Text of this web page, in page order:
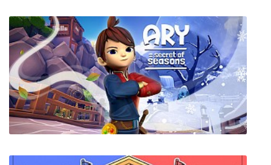
Days Gone